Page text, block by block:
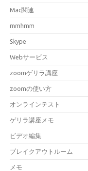
Mac関連
mmhmm
Skype
Webサービス
zoomゲリラ講座
zoomの使い方
オンラインテスト
ゲリラ講座メモ
ビデオ編集
ブレイクアウトルーム
メモ